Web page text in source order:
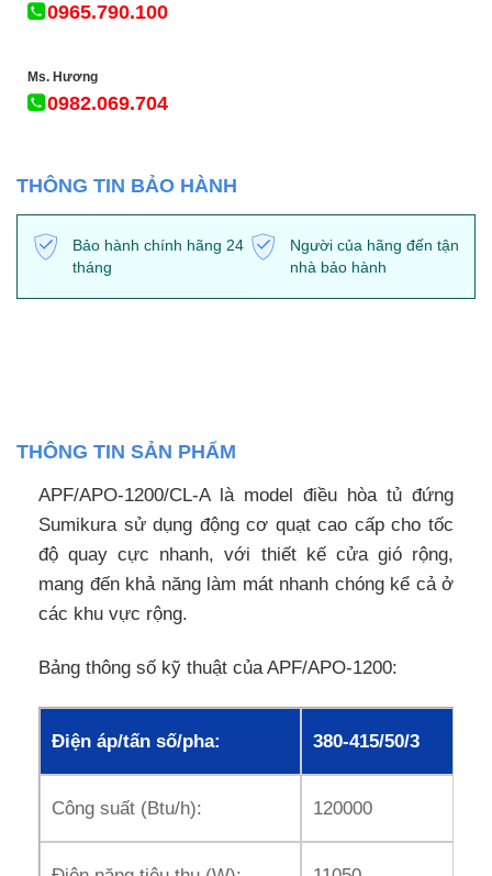
0965.790.100
Ms. Hương
0982.069.704
THÔNG TIN BẢO HÀNH
Bảo hành chính hãng 24
tháng
Người của hãng đến tận
nhà bảo hành
THÔNG TIN SẢN PHẨM
APF/APO-1200/CL-A là model điều hòa tủ đứng
Sumikura sử dụng động cơ quạt cao cấp cho tốc
độ quay cực nhanh, với thiết kế cửa gió rộng,
mang đến khả năng làm mát nhanh chóng kể cả ở
các khu vực rộng.
Bảng thông số kỹ thuật của APF/APO-1200:
Điện áp/tấn số/pha: 380-415/50/3
Công suất (Btu/h): 120000